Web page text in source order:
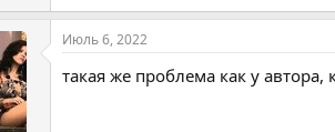
вот не могу понять, почему нельзя
Июль 6, 2022
такая же проблема как у автора,